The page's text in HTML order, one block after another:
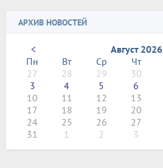
АРХИВ НОВОСТЕЙ
<
Август 2026
Пн
Вт Ср Чт
27
28 29 30
3
4 5 6
10
11 12 13
17
18 19 20
24
25 26 27
31
1 2 3